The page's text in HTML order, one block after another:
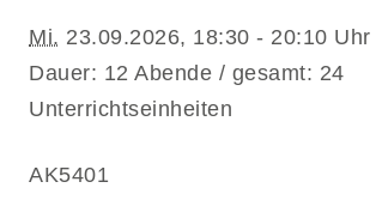
Mi. 23.09.2026, 18:30 - 20:10 Uhr
Dauer: 12 Abende / gesamt: 24
Unterrichtseinheiten
AK5401